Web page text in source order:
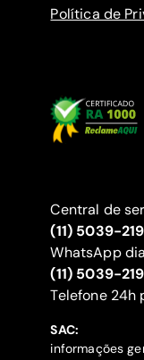
Política de
Central de
(11) 5039-
WhatsApp
(11) 5039-
‍Telefone 24h
SAC:
informações